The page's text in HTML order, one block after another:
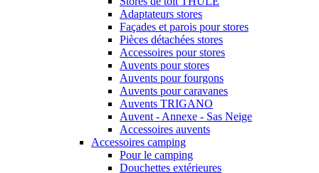
Adaptateurs stores
Façades et parois pour stores
Pièces détachées stores
Accessoires pour stores
Auvents pour stores
Auvents pour fourgons
Auvents pour caravanes
Auvents TRIGANO
Auvent - Annexe - Sas Neige
Accessoires auvents
Accessoires camping
Pour le camping
Douchettes extérieures